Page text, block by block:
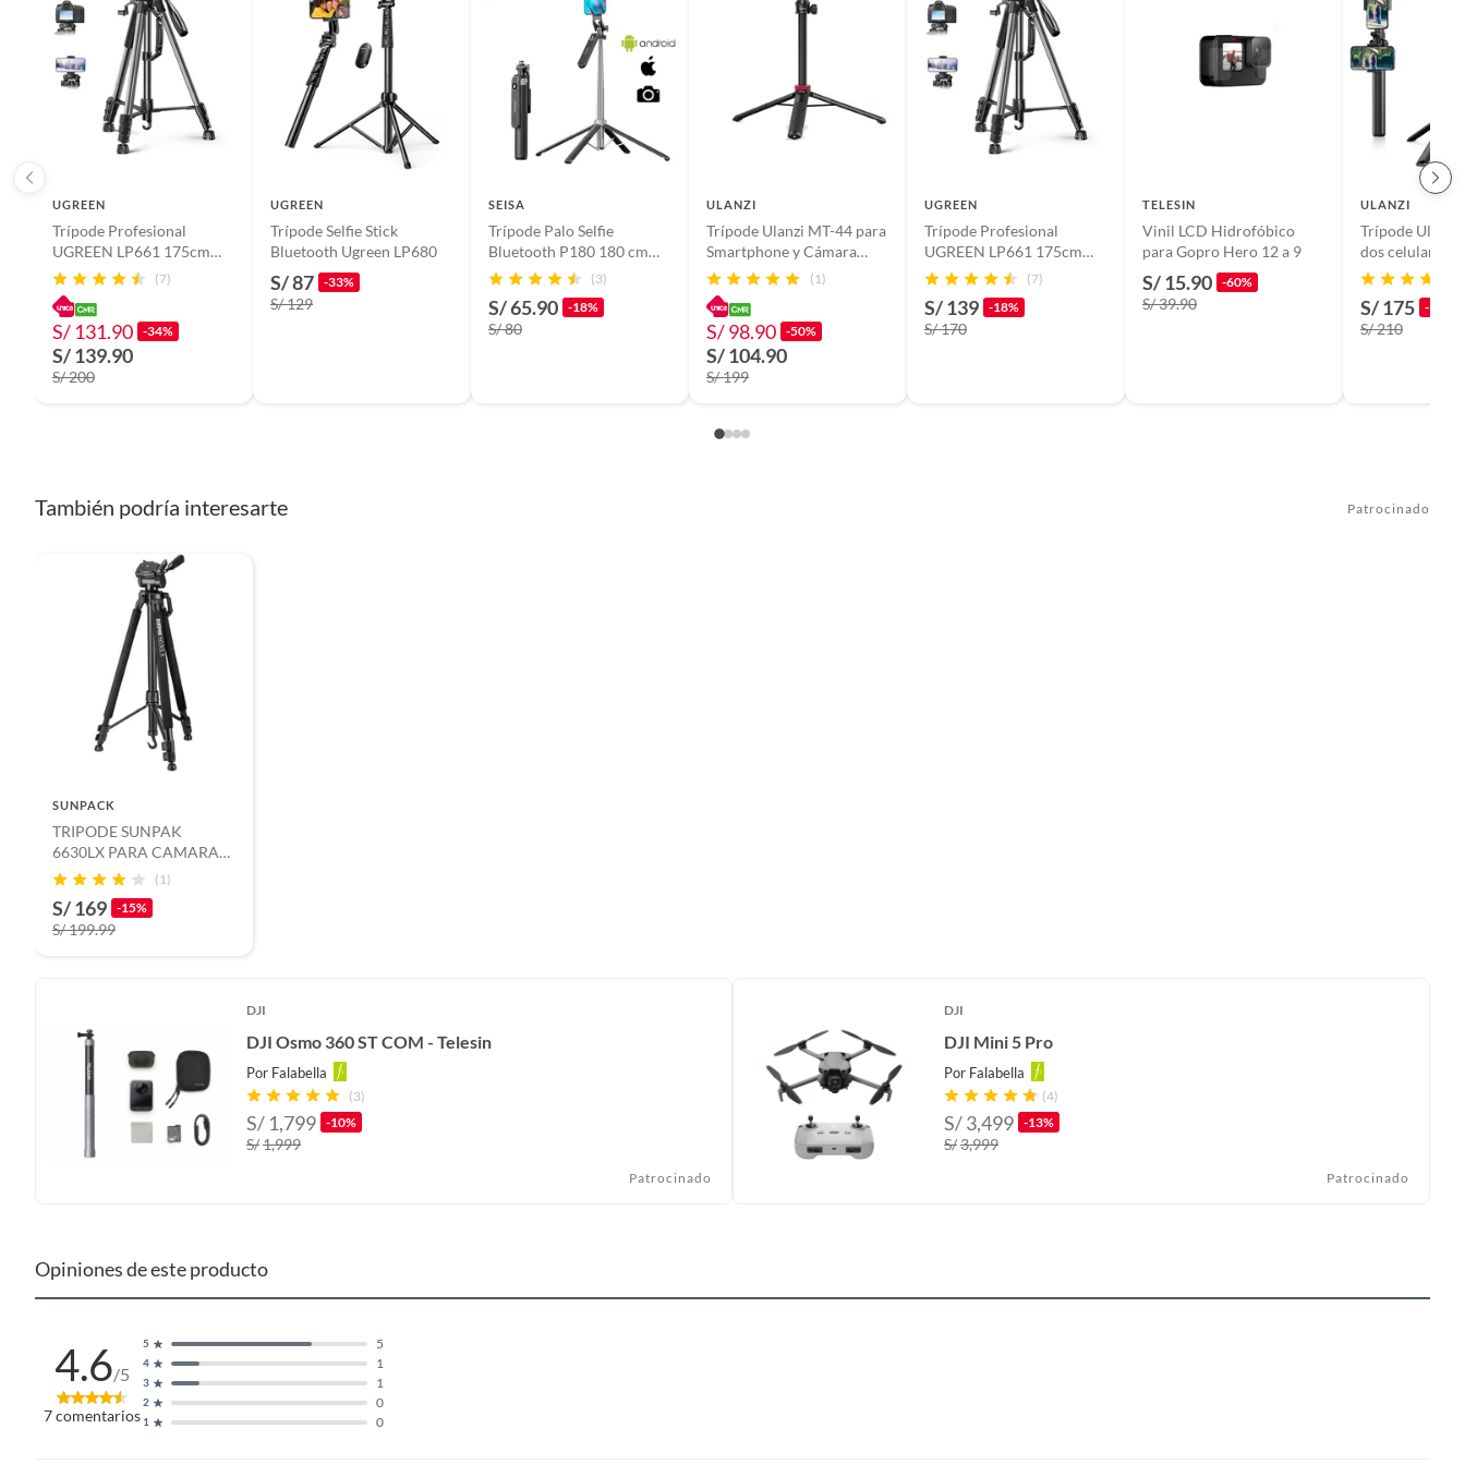
UGREEN
Trípode Profesional
UGREEN LP661 175cm
para Cámara y Celular
(7)
S/ 131.90 -34%
S/ 139.90
S/ 200
UGREEN
Trípode Selfie Stick
Bluetooth Ugreen LP680
S/ 87 -33%
S/ 129
SEISA
Trípode Palo Selfie
Bluetooth P180 180 cm
Soporte 360 Celular y
(3)
S/ 65.90 -18%
S/ 80
ULANZI
Trípode Ulanzi MT-44 para
Smartphone y Cámara
Diseño Compacto 360°
(1)
S/ 98.90 -50%
S/ 104.90
S/ 199
UGREEN
Trípode Profesional
UGREEN LP661 175cm
para Cámara y Celular
(7)
S/ 139 -18%
S/ 170
TELESIN
Vinil LCD Hidrofóbico
para Gopro Hero 12 a 9
S/ 15.90 -60%
S/ 39.90
ULANZI
Trípode Ulanzi
dos celulares
S/ 175 -17%
S/ 210
También podría interesarte Patrocinado
SUNPACK
TRIPODE SUNPAK
6630LX PARA CAMARA
DIGITAL
(1)
S/ 169 -15%
S/ 199.99
DJI
DJI Osmo 360 ST COM - Telesin
Por Falabella
(3)
S/ 1,799 -10%
S/1,999
Patrocinado
DJI
DJI Mini 5 Pro
Por Falabella
(4)
S/3,499 -13%
S/3,999
Patrocinado
Opiniones de este producto
4.6/5
7comentarios 1 0
2 0
3 1
4 1
5 5